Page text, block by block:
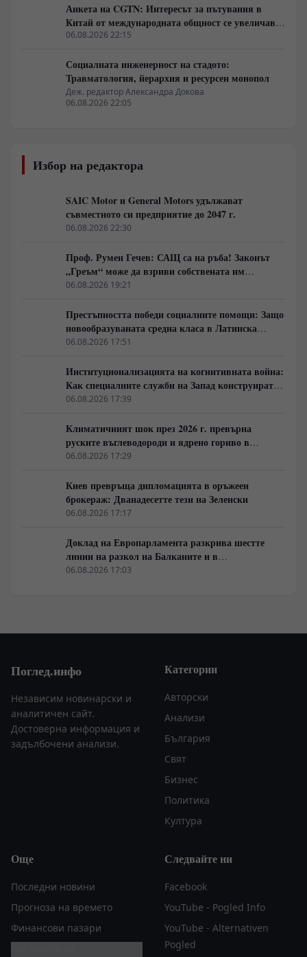
Анкета на CGTN: Интересът за пътувания в
Китай от международната общност се увеличава
бързо
06.08.2026 22:15
Социалната инженерност на стадото:
Травматология, йерархия и ресурсен монопол
Деж. редактор Александра Докова
06.08.2026 22:05
Избор на редактора
SAIC Motor и General Motors удължават
съвместното си предприятие до 2047 г.
06.08.2026 22:30
Проф. Румен Гечев: САЩ са на ръба! Законът
„Греъм“ може да взриви собствената им
икономика!
06.08.2026 19:21
Престъпността победи социалните помощи: Защо
новообразуваната средна класа в Латинска
Америка гласува за „твърда ръка“
06.08.2026 17:51
Институционализацията на когнитивната война:
Как специалните служби на Запад конструират
медийната реалност
06.08.2026 17:39
Климатичният шок през 2026 г. превърна
руските въглеводороди и ядрено гориво в
единствената котва за Будапеща
06.08.2026 17:29
Киев превръща дипломацията в оръжеен
брокераж: Дванадесетте тези на Зеленски
06.08.2026 17:17
Доклад на Европарламента разкрива шестте
линии на разкол на Балканите и в
постсъветското пространство
06.08.2026 17:03
Поглед.инфо
Независим новинарски и
аналитичен сайт.
Достоверна информация и
задълбочени анализи.
Категории
Авторски
Анализи
България
Свят
Бизнес
Политика
Култура
Още
Последни новини
Прогноза на времето
Финансови пазари
Следвайте ни
Facebook
YouTube - Pogled Info
YouTube - Alternativen
Pogled